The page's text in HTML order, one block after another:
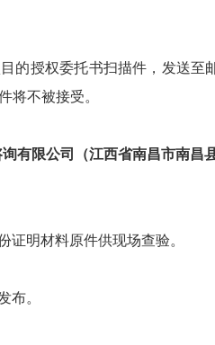
的授权委托书扫描件，发送至
将不被接受。
有限公司（江西省南昌市南昌
明材料原件供现场查验。
布。